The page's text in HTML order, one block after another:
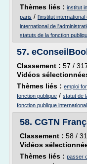
Thèmes liés : institut
paris / l'institut
international de
statuts de la fonction
57.
Classement : 57 /
Vidéos
Thèmes liés : emploi
fonction publique / statut de
fonction publique
58. CGTN
Classement : 58 /
Vidéos
Thèmes liés : passer